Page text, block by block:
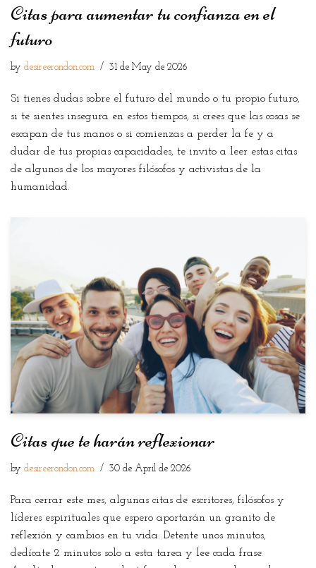
Citas para aumentar tu confianza en el
futuro
by desireerondon.com 31 de May de 2026
Si tienes dudas sobre el futuro del mundo o tu propio futuro,
si te sientes insegura en estos tiempos, si crees que las cosas se
escapan de tus manos o si comienzas a perder la fe y a
dudar de tus propias capacidades, te invito a leer estas citas
de algunos de los mayores filósofos y activistas de la
humanidad.
Citas que te harán reflexionar
by desireerondon.com 30 de April de 2026
Para cerrar este mes, algunas citas de escritores, filósofos y
líderes espirituales que espero aportarán un granito de
reflexión y cambios en tu vida. Detente unos minutos,
dedícate 2 minutos solo a esta tarea y lee cada frase.